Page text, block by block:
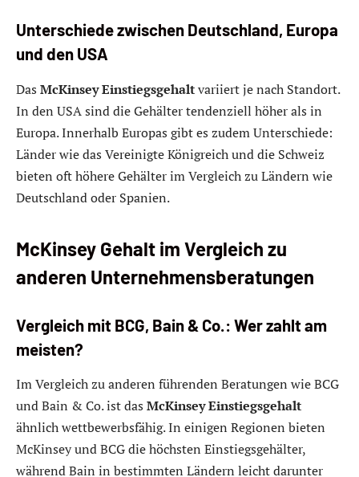
Unterschiede zwischen Deutschland, Europa
und den USA
Das McKinsey Einstiegsgehaltvariiert je nach Standort.
In den USA sind die Gehälter tendenziell höher als in
Europa. Innerhalb Europas gibt es zudem Unterschiede:
Länder wie das Vereinigte Königreich und die Schweiz
bieten oft höhere Gehälter im Vergleich zu Ländern wie
Deutschland oder Spanien.
McKinsey Gehalt im Vergleich zu
anderen Unternehmensberatungen
Vergleich mit BCG, Bain & Co.: Wer zahlt am
meisten?
Im Vergleich zu anderen führenden Beratungen wie BCG
und Bain & Co. ist das McKinsey Einstiegsgehalt
ähnlich wettbewerbsfähig. In einigen Regionen bieten
McKinsey und BCG die höchsten Einstiegsgehälter,
während Bain in bestimmten Ländern leicht darunter